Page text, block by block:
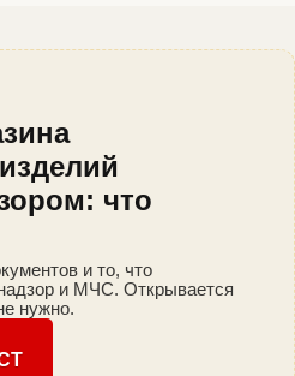
что
и то, что
и МЧС. Открывается
нужно.